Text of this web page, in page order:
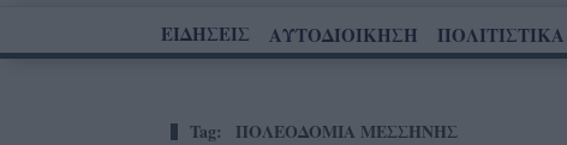
ΕΙΔΗΣΕΙΣ ΑΥΤΟΔΙΟΙΚΗΣΗ ΠΟΛΙΤΙΣΤΙΚΑ
Tag: ΠΟΛΕΟΔΟΜΙΑ ΜΕΣΣΗΝΗΣ